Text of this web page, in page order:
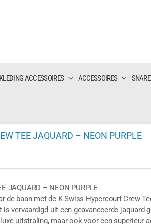
KLEDING ACCESSOIRES ACCESSOIRES
TEE JAQUARD – NEON PURPLE
JAQUARD – NEON PURPLE
de baan met de K-Swiss Hypercourt Crew
vervaardigd uit een geavanceerde
uitstraling, maar ook voor een superieur